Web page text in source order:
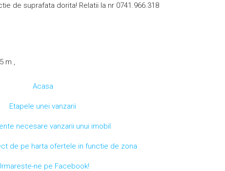
de suprafata dorita! Relatii la nr 0741.966.318
,
Acasa
Etapele unei vanzarii
necesare vanzarii unui imobil
de pe harta ofertele in functie de zona
ne pe Facebook!